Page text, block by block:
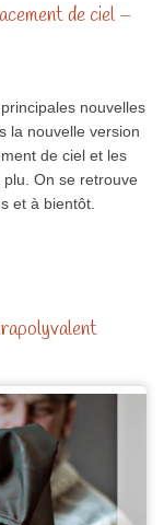
de ciel –
nouvelles
la nouvelle version
de ciel et les
On se retrouve
et à bientôt.